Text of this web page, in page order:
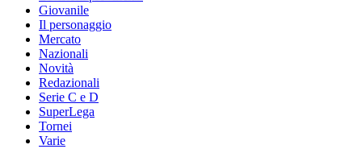
Giovanile
Il personaggio
Mercato
Nazionali
Novità
Redazionali
Serie C e D
SuperLega
Tornei
Varie